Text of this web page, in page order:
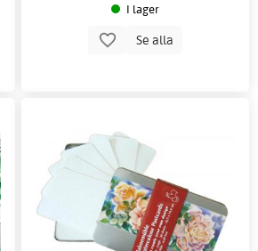
I lager
Se alla